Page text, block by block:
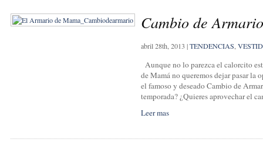
Cambio de
abril 28th, 2013|TENDENCIAS
Aunque no lo parezca el calorcito
de Mamá no queremos dejar pasar la
el famoso y deseado Cambio de
temporada? ¿Quieres aprovechar el
Leer mas